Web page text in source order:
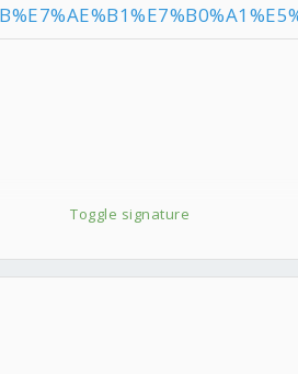
Toggle signature